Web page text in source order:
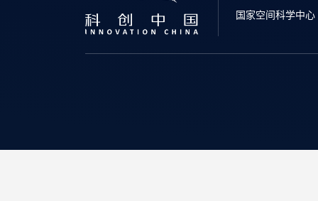
国家空间科学中心